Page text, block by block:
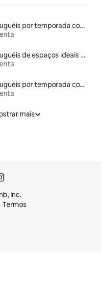
Aluguéis por temporada com cama de altura acessível
Aluguéis de espaços ideais para famílias
Aluguéis por temporada com sauna
mais
Inc.
Termos